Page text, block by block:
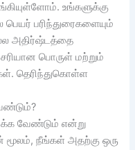
உங்களுக்கு
பெயர் பரிந்துரைகளையும்
அதிர்ஷ்டத்தை
பொருள் மற்றும்
தெரிந்துகொள்ள
வேண்டும் என்று
மூலம், நீங்கள் அதற்கு ஒரு